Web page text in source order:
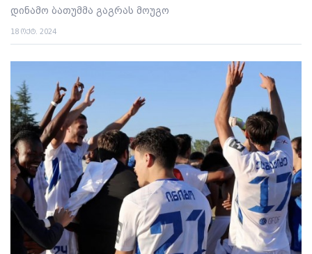
დინამო ბათუმმა გაგრას მოუგო
18 ოქტ. 2024